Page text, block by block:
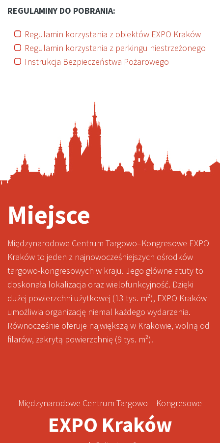
REGULAMINY DO POBRANIA:
Regulamin korzystania z obiektów EXPO Kraków
Regulamin korzystania z parkingu niestrzeżonego
Instrukcja Bezpieczeństwa Pożarowego
Miejsce
Międzynarodowe Centrum Targowo–Kongresowe EXPO
Kraków to jeden z najnowocześniejszych ośrodków
targowo-kongresowych w kraju. Jego główne atuty to
doskonała lokalizacja oraz wielofunkcyjność. Dzięki
dużej powierzchni użytkowej (13 tys. m²), EXPO Kraków
umożliwia organizację niemal każdego wydarzenia.
Równocześnie oferuje największą w Krakowie, wolną od
filarów, zakrytą powierzchnię (9 tys. m²).
Międzynarodowe Centrum Targowo – Kongresowe
EXPO Kraków